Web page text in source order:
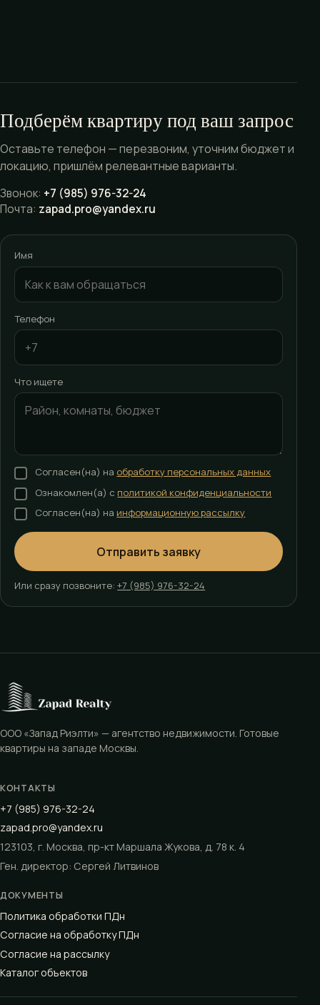
Подберём квартиру под ваш запрос
Оставьте телефон — перезвоним, уточним бюджет и
локацию, пришлём релевантные варианты.
Звонок: +7 (985) 976-32-24
Почта: zapad.pro@yandex.ru
Имя
Телефон
Что ищете
Согласен(на) на обработку персональных данных
Ознакомлен(а) с политикой конфиденциальности
Согласен(на) на информационную рассылку
Отправить заявку
Или сразу позвоните:+7 (985) 976-32-24
ООО «Запад Риэлти» — агентство недвижимости. Готовые
квартиры на западе Москвы.
КОНТАКТЫ
+7 (985) 976-32-24
zapad.pro@yandex.ru
123103, г. Москва, пр-кт Маршала Жукова, д. 78 к. 4
Ген. директор: Сергей Литвинов
ДОКУМЕНТЫ
Политика обработки ПДн
Согласие на обработку ПДн
Согласие на рассылку
Каталог объектов